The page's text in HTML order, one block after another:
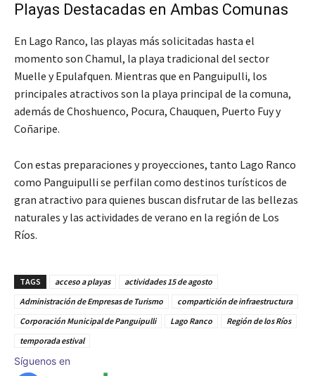
Playas Destacadas en Ambas Comunas
En Lago Ranco, las playas más solicitadas hasta el
momento son Chamul, la playa tradicional del sector
Muelle y Epulafquen. Mientras que en Panguipulli, los
principales atractivos son la playa principal de la comuna,
además de Choshuenco, Pocura, Chauquen, Puerto Fuy y
Coñaripe.
Con estas preparaciones y proyecciones, tanto Lago Ranco
como Panguipulli se perfilan como destinos turísticos de
gran atractivo para quienes buscan disfrutar de las bellezas
naturales y las actividades de verano en la región de Los
Ríos.
TAGS acceso a playas
actividades 15 de agosto
Administración de Empresas de Turismo
compartición de infraestructura
Corporación Municipal de Panguipulli
Lago Ranco
Región de los Ríos
temporada estival
Síguenos en